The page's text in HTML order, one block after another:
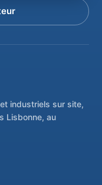
industriels sur site,
Lisbonne, au